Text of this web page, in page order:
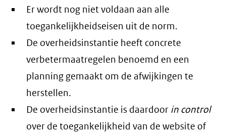
Er wordt nog niet voldaan aan alle
toegankelijkheidseisen uit de norm.
De overheidsinstantie heeft concrete
verbetermaatregelen benoemd en een
planning gemaakt om de afwijkingen te
herstellen.
De overheidsinstantie is daardoor in control
over de toegankelijkheid van de website of